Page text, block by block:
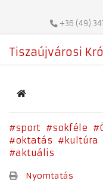
+36 (49)
Tiszaújvárosi
Home
sport sokféle
oktatás
kultúra
aktuális
Nyomtatás